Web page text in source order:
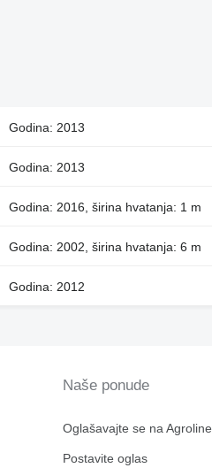
Godina: 2013
Godina: 2013
Godina: 2016, širina hvatanja: 1 m
Godina: 2002, širina hvatanja: 6 m
Godina: 2012
Naše ponude
Oglašavajte se na Agroline
Postavite oglas